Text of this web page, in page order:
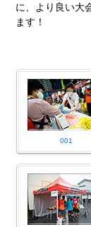
に、より良い大
ます！
001